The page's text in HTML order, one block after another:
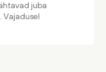
juba
Vajadusel